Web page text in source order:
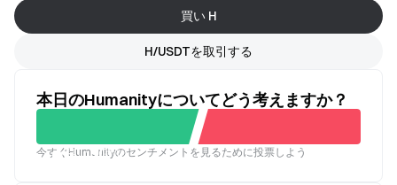
買い H
H/USDTを取引する
本日のHumanityについてどう考えますか？
良い 悪い
今すぐHumanityのセンチメントを見るために投票しよう